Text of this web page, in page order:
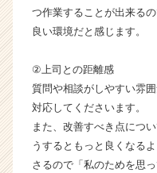
カ
ウ
く
就
活
サ
イ
つ作業することが出来る
良い環境だと感じます。
②上司との距離感
質問や相談がしやすい雰
対応してくださいます。
また、改善すべき点につ
うするともっと良くなる
さるので「私のためを思